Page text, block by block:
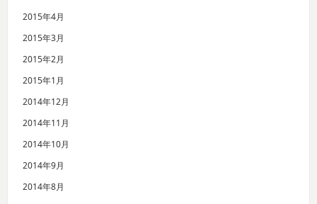
2015年4月
2015年3月
2015年2月
2015年1月
2014年12月
2014年11月
2014年10月
2014年9月
2014年8月